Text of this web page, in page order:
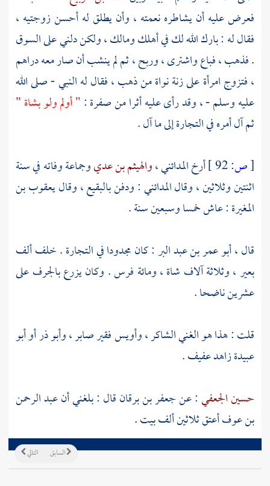
فعرض عليه أن يشاطره نعمته ، وأن يطلق له أحسن زوجتيه ،
فقال له : بارك الله لك في أهلك ومالك ، ولكن دلني على السوق
. فذهب ، فباع واشترى ، وربح ، ثم لم ينشب أن صار معه دراهم
، فتزوج امرأة على زنة نواة من ذهب ، فقال له النبي - صلى الله
عليه وسلم - ، وقد رأى عليه أثرا من صفرة :" أولم ولو بشاة "
ثم آل أمره في التجارة إلى ما آل .
[ص: أرخ المدائني ،والهيثم بن عديوجماعة وفاته في سنة
اثنتين وثلاثين ، وقالالمدائني: ودفنبالبقيع، وقاليعقوب بن
المغيرة: عاش خمسا وسبعين سنة .
قال ،أبو عمر بن عبد البر: كان مجدودا في التجارة . خلف ألف
بعير ، وثلاثة آلاف شاة ، ومائة فرس . وكان يزرع بالجرف على
عشرين ناضحا .
قلت : هذا هو الغني الشاكر ،وأويسفقير صابر ،وأبو ذرأوأبو
عبيدةزاهد عفيف .
حسين الجعفي: عنجعفر بن برقانقال : بلغني أنعبد الرحمن
بن عوفأعتق ثلاثين ألف بيت .
التالي السابق